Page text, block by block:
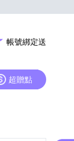
帳號綁定送
超贈點